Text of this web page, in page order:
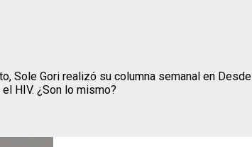
Sole Gori realizó su columna semanal en Desde
HIV. ¿Son lo mismo?